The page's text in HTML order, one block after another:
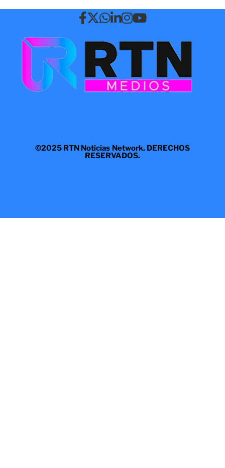
©2025 RTN Noticias Network. DERECHOS
RESERVADOS.